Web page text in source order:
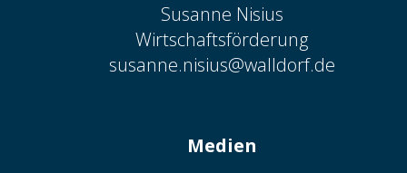
Susanne Nisius
Wirtschaftsförderung
susanne.nisius@walldorf.de
Medien